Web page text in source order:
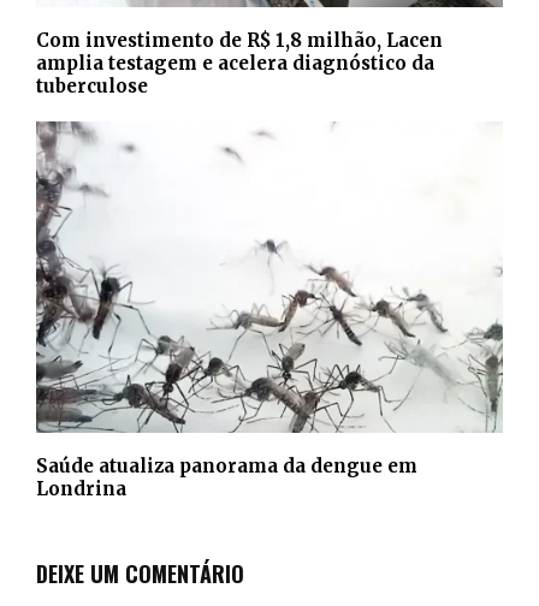
Com investimento de R$ 1,8 milhão, Lacen
amplia testagem e acelera diagnóstico da
tuberculose
Saúde atualiza panorama da dengue em
Londrina
DEIXE UM COMENTÁRIO